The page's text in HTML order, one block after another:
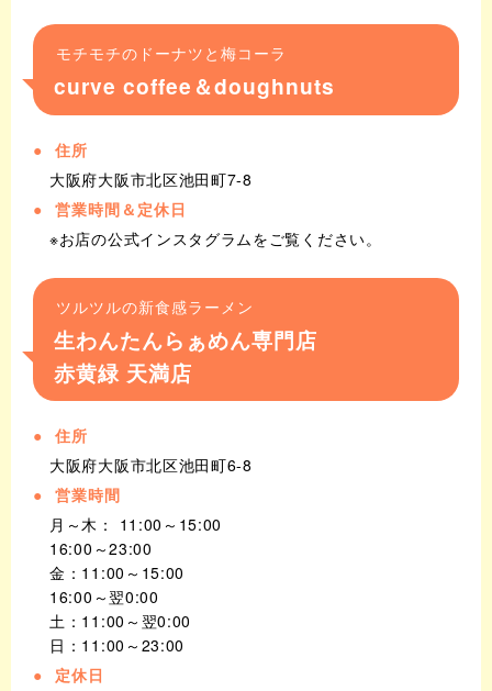
モチモチのドーナツと梅コーラ
curve coffee＆doughnuts
住所
大阪府大阪市北区池田町7-8
営業時間＆定休日
※お店の公式インスタグラムをご覧ください。
ツルツルの新食感ラーメン
生わんたんらぁめん専門店
赤黄緑 天満店
住所
大阪府大阪市北区池田町6-8
営業時間
月～木： 11:00～15:00
16:00～23:00
金：11:00～15:00
16:00～翌0:00
土：11:00～翌0:00
日：11:00～23:00
定休日